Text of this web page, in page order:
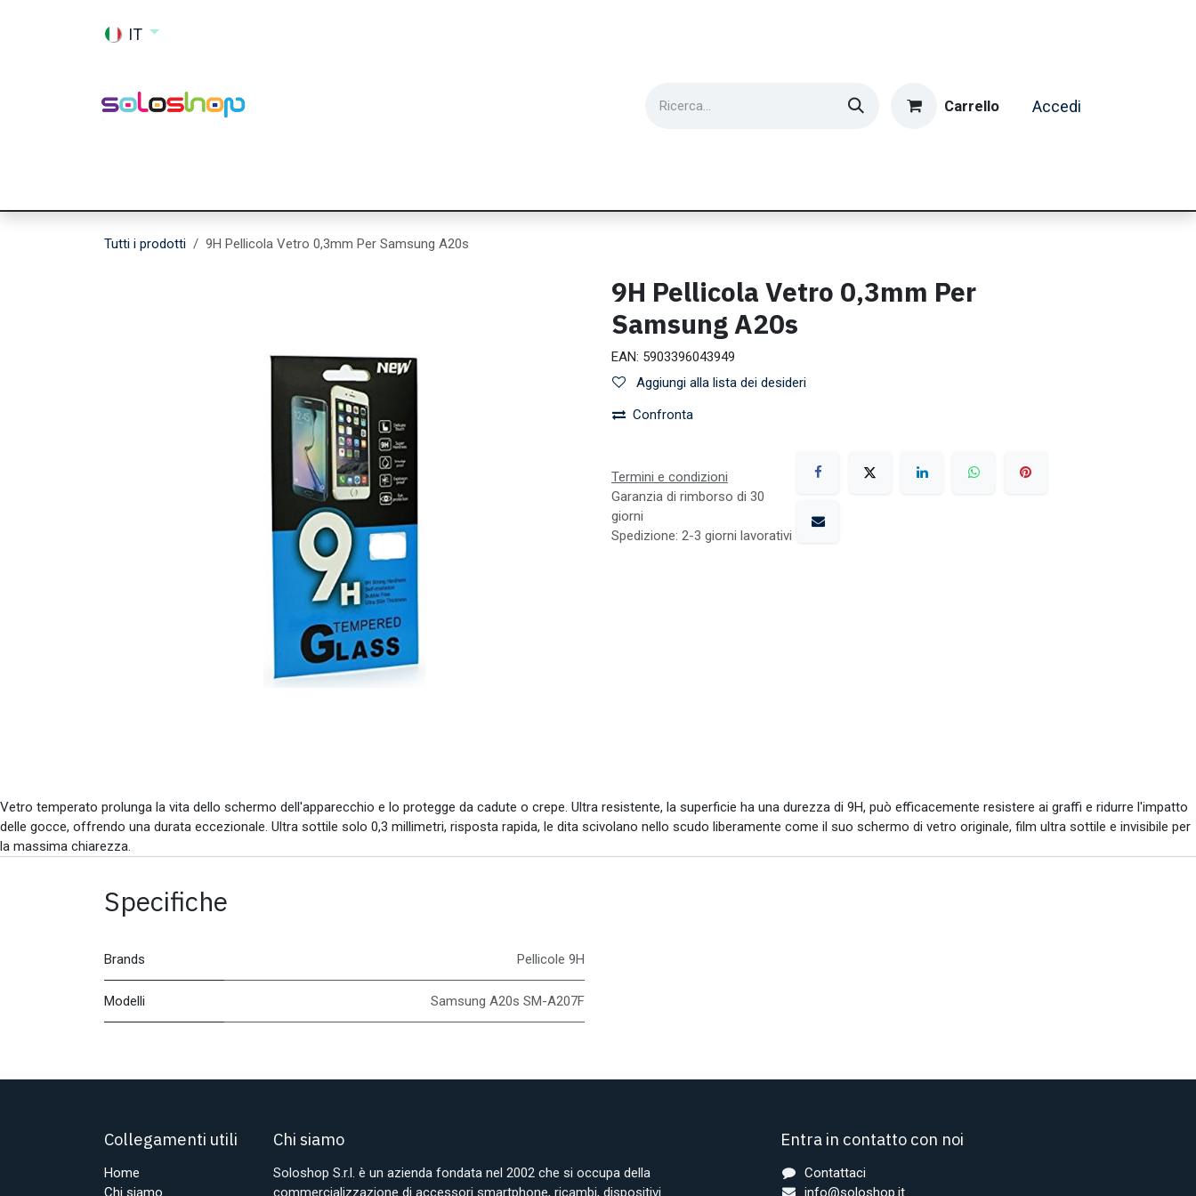
IT
Carrello Accedi
Tutti i prodotti 9H Pellicola Vetro 0,3mm Per Samsung A20s
9H Pellicola Vetro 0,3mm Per
Samsung A20s
EAN: 5903396043949
Aggiungi alla lista dei desideri
Confronta
Termini e condizioni
Garanzia di rimborso di 30
giorni
Spedizione: 2-3 giorni lavorativi
Vetro temperato prolunga la vita dello schermo dell'apparecchio e lo protegge da cadute o crepe. Ultra resistente, la superficie ha una durezza di 9H, può efficacemente resistere ai graffi e ridurre l'impatto
delle gocce, offrendo una durata eccezionale. Ultra sottile solo 0,3 millimetri, risposta rapida, le dita scivolano nello scudo liberamente come il suo schermo di vetro originale, film ultra sottile e invisibile per
la massima chiarezza.
Specifiche
Brands Pellicole 9H
Modelli Samsung A20s SM-A207F
Collegamenti utili
Home
Chi siamo
Chi siamo
Soloshop S.r.l. è un azienda fondata nel 2002 che si occupa della
commercializzazione di accessori smartphone, ricambi, dispositivi
Entra in contatto con noi
Contattaci
info@soloshop.it